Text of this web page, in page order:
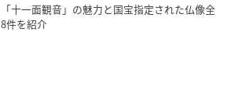
「十一面観音」の魅力と国宝指定された仏像全
8件を紹介